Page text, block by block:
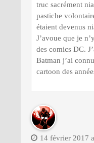
truc sacrément
pastiche
étaient devenus
J’avoue que je
des comics DC.
Batman j’ai
cartoon des
14 février 2017